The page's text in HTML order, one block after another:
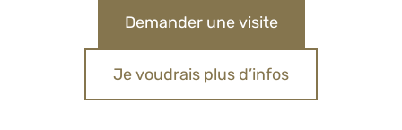
Demander une visite
Je voudrais plus d’infos